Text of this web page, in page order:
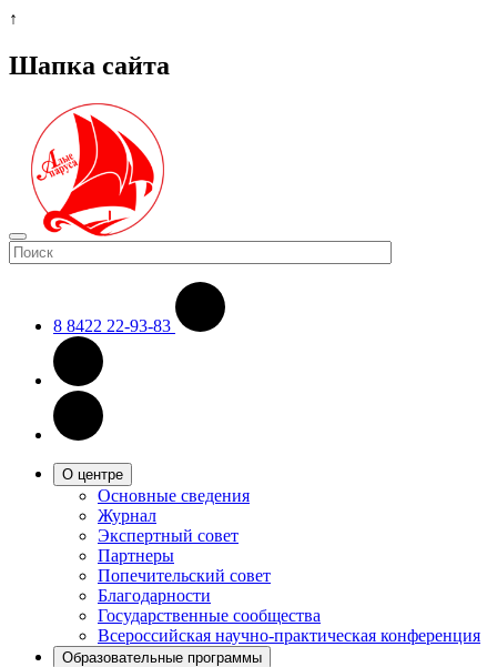
↑
Шапка сайта
8 8422 22-93-83
О центре
Основные сведения
Журнал
Экспертный совет
Партнеры
Попечительский совет
Благодарности
Государственные сообщества
Всероссийская научно-практическая конференция
Образовательные программы